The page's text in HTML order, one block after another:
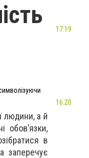
людини, а й
обов’язки,
в
заперечує
17:19
16:20